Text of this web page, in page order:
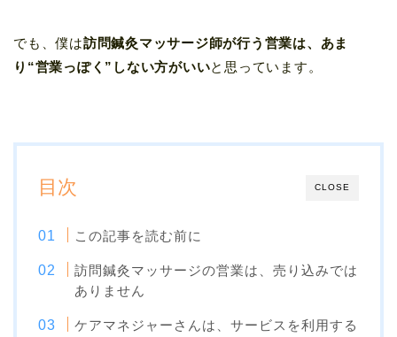
でも、僕は訪問鍼灸マッサージ師が行う営業は、あま
り“営業っぽく”しない方がいいと思っています。
CLOSE
目次
この記事を読む前に
訪問鍼灸マッサージの営業は、売り込みでは
ありません
ケアマネジャーさんは、サービスを利用する